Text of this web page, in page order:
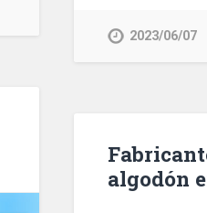
2023/06/07
algodón